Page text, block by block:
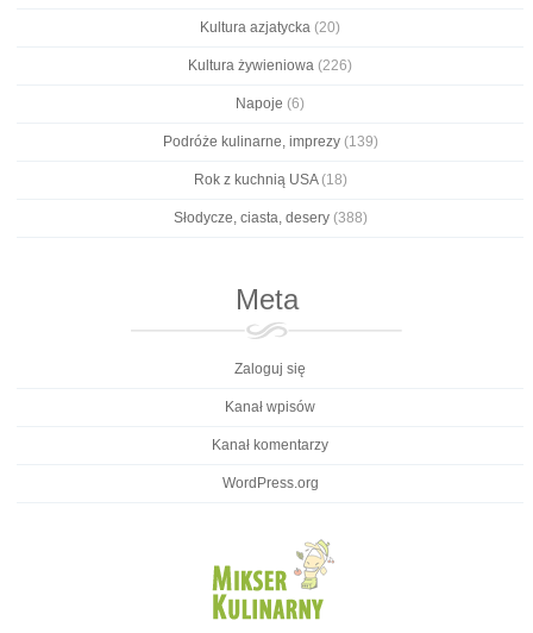
Kultura azjatycka (20)
Kultura żywieniowa (226)
Napoje (6)
Podróże kulinarne, imprezy(139)
Rok z kuchnią USA(18)
Słodycze, ciasta, desery(388)
Meta
Zaloguj się
Kanał wpisów
Kanał komentarzy
WordPress.org